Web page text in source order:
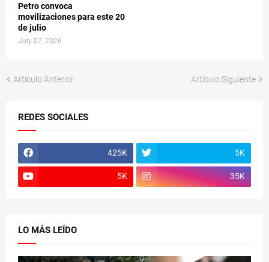
Petro convoca
movilizaciones para este 20
de julio
July 07, 2026
Artículo Anterior Artículo Siguiente
REDES SOCIALES
425K 5K
5K 35K
LO MÁS LEÍDO